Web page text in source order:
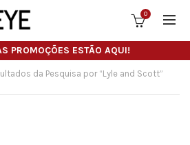
0
PROMOÇÕES ESTÃO AQUI!
da Pesquisa por “Lyle and Scott”